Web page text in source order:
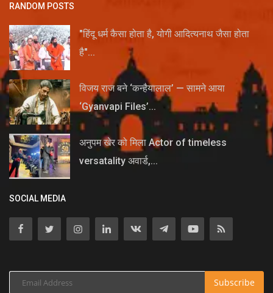
RANDOM POSTS
"हिंदू धर्म कैसा होता है, योगी आदित्यनाथ जैसा होता
है"...
विजय राज बने ‘कन्हैयालाल’ — सामने आया
‘Gyanvapi Files’...
अनुपम खेर को मिला Actor of timeless
versatality अवार्ड,...
SOCIAL MEDIA
Subscribe